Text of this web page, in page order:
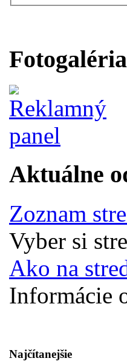
Aktuálne
Zoznam
Vyber si
Ako na
Informácie
Najčítanejšie